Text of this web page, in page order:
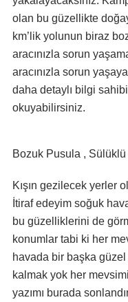
olan bu güzellikte
km’lik yolunun biraz
aracınızla sorun
aracınızla sorun
daha detaylı bilgi
okuyabilirsiniz.
Bozuk Pusula , Sülüklü
Kışın gezilecek yerler
İtiraf edeyim soğuk
bu güzelliklerini de
konumlar tabi ki her
havada bir başka güzel
kalmak yok her
yazımı burada